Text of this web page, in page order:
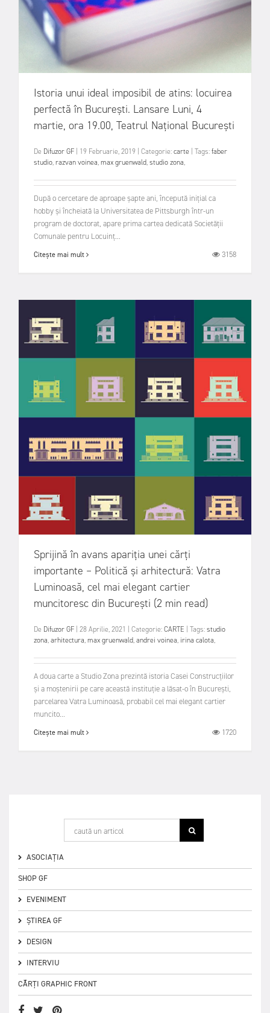
Istoria unui ideal imposibil de atins: locuirea
perfectă în București. Lansare Luni, 4
martie, ora 19.00, Teatrul Național București
De Difuzor GF 19 Februarie, 2019 Categorie:carte Tags:faber
studio,razvan voinea,max gruenwald,studio zona,
După o cercetare de aproape șapte ani, începută inițial ca
hobby și încheiată la Universitatea de Pittsburgh într-un
program de doctorat, apare prima cartea dedicată Societății
Comunale pentru Locuinț...
Citește mai mult 3158
Sprijină în avans apariția unei cărți
importante – Politică și arhitectură: Vatra
Luminoasă, cel mai elegant cartier
muncitoresc din București (2 min read)
De Difuzor GF 28 Aprilie, 2021 Categorie:CARTE Tags:studio
zona,arhitectura,max gruenwald,andrei voinea, irina calota,
A doua carte a Studio Zona prezintă istoria Casei Construcțiilor
și a moștenirii pe care această instituție a lăsat-o în București,
parcelarea Vatra Luminoasă, probabil cel mai elegant cartier
muncito...
Citește mai mult 1720
ASOCIAȚIA
SHOP GF
EVENIMENT
ȘTIREA GF
DESIGN
INTERVIU
CĂRȚI GRAPHIC FRONT